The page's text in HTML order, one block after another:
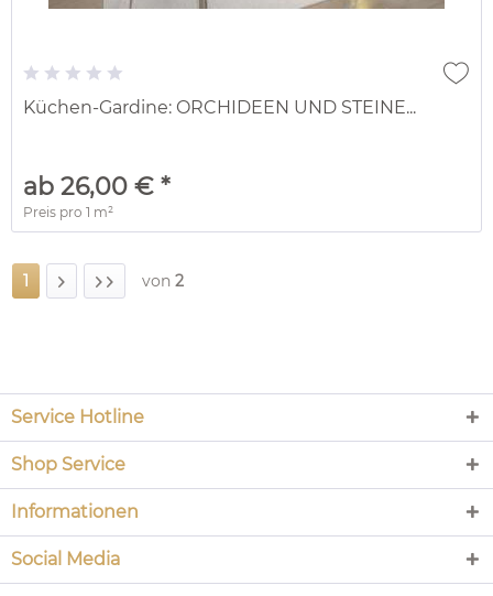
Küchen-Gardine: ORCHIDEEN UND STEINE...
ab 26,00 € *
Preis pro1 m²
1 von 2
Service Hotline
Shop Service
Informationen
Social Media